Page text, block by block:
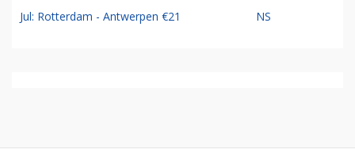
Jul: Rotterdam - Antwerpen €21 NS